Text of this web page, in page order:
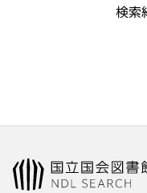
検索